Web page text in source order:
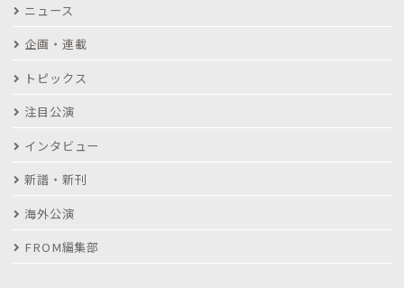
ニュース
企画・連載
トピックス
注目公演
インタビュー
新譜・新刊
海外公演
FROM編集部